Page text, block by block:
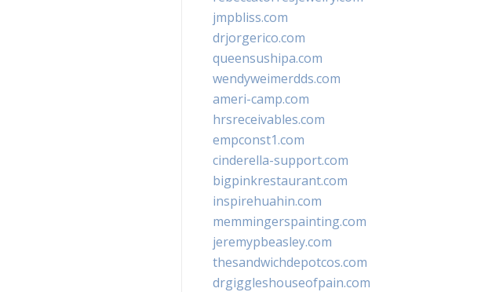
jmpbliss.com
drjorgerico.com
queensushipa.com
wendyweimerdds.com
ameri-camp.com
hrsreceivables.com
empconst1.com
cinderella-support.com
bigpinkrestaurant.com
inspirehuahin.com
memmingerspainting.com
jeremypbeasley.com
thesandwichdepotcos.com
drgiggleshouseofpain.com